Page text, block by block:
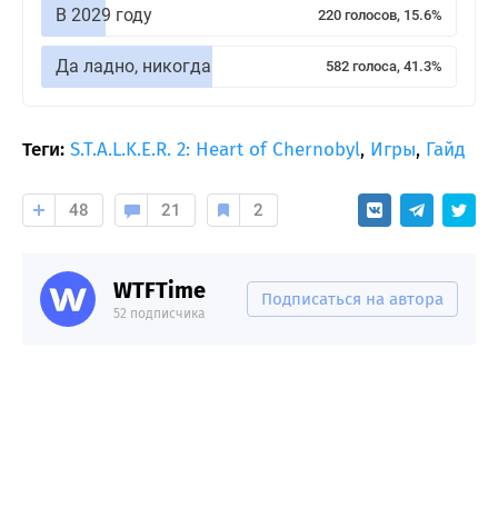
В 2029 году 220 голосов, 15.6%
Да ладно, никогда 582 голоса, 41.3%
Теги: S.T.A.L.K.E.R. 2: Heart of Chernobyl, Игры, Гайд
48 21 2
WTFTime
52 подписчика
Подписаться на автора